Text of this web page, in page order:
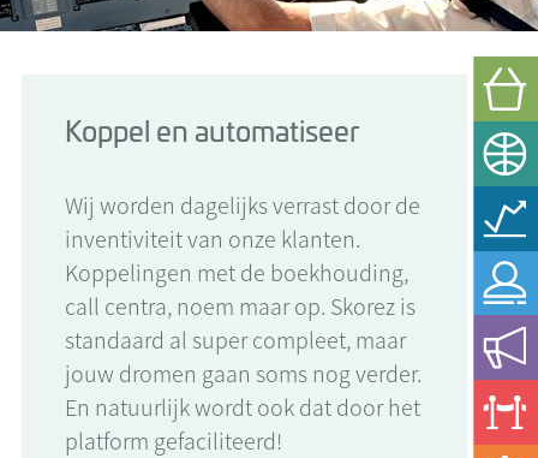
Koppel en automatiseer
Wij worden dagelijks verrast door de
inventiviteit van onze klanten.
Koppelingen met de boekhouding,
call centra, noem maar op. Skorez is
standaard al super compleet, maar
jouw dromen gaan soms nog verder.
En natuurlijk wordt ook dat door het
platform gefaciliteerd!